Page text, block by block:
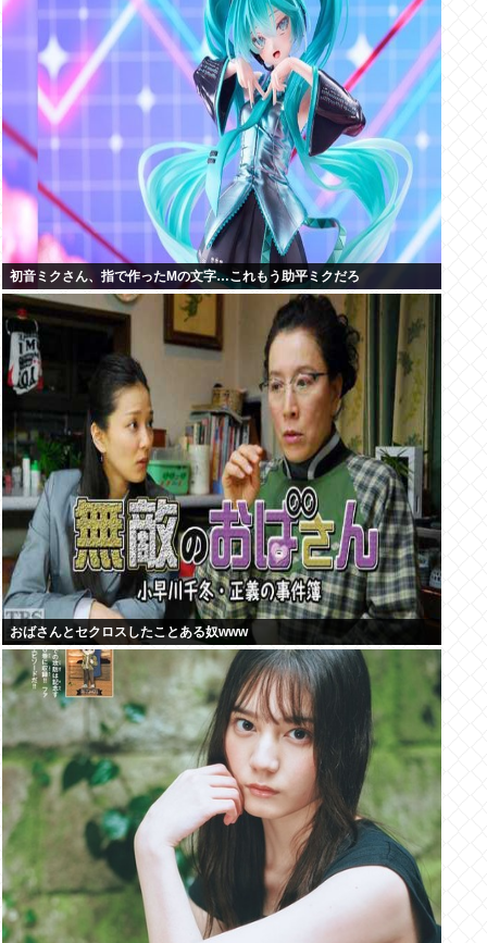
初音ミクさん、指で作ったMの文字…これもう助平ミクだろ
おばさんとセクロスしたことある奴www